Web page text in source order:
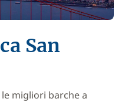
San
migliori barche a